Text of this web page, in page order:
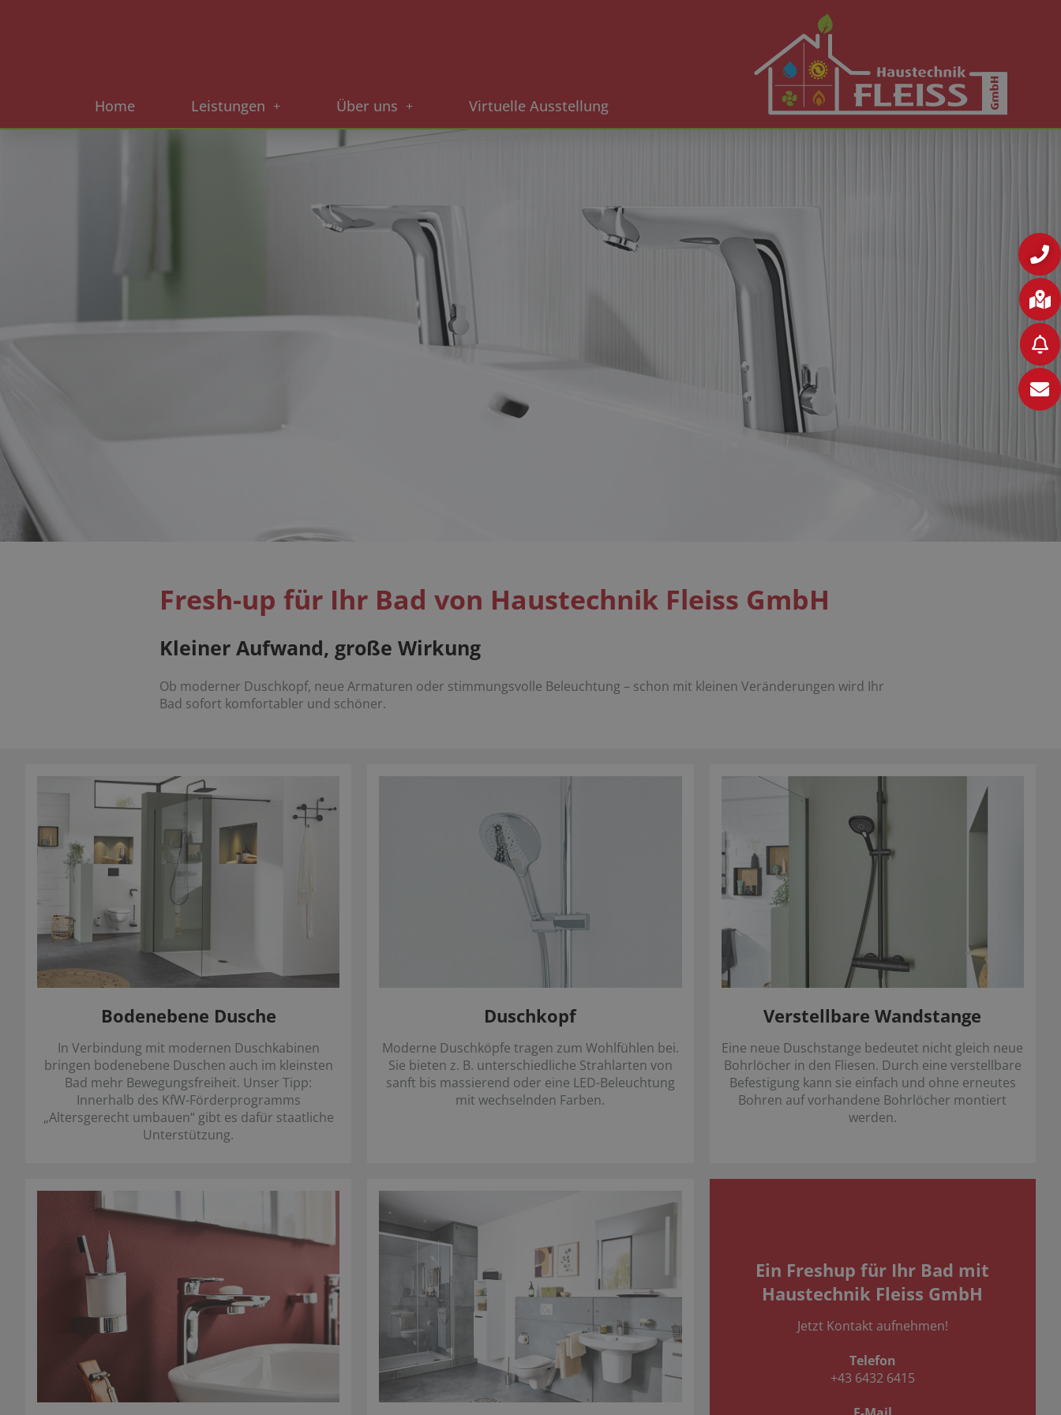
Home Leistungen Über uns Virtuelle Ausstellung
Fresh-up für Ihr Bad von Haustechnik Fleiss GmbH
Kleiner Aufwand, große Wirkung
Ob moderner Duschkopf, neue Armaturen oder stimmungsvolle Beleuchtung – schon mit kleinen Veränderungen wird Ihr
Bad sofort komfortabler und schöner.
Bodenebene Dusche
In Verbindung mit modernen Duschkabinen
bringen bodenebene Duschen auch im kleinsten
Bad mehr Bewegungsfreiheit. Unser Tipp:
Innerhalb des KfW-Förderprogramms
„Altersgerecht umbauen“ gibt es dafür staatliche
Unterstützung.
Duschkopf
Moderne Duschköpfe tragen zum Wohlfühlen bei.
Sie bieten z. B. unterschiedliche Strahlarten von
sanft bis massierend oder eine LED-Beleuchtung
mit wechselnden Farben.
Verstellbare Wandstange
Eine neue Duschstange bedeutet nicht gleich neue
Bohrlöcher in den Fliesen. Durch eine verstellbare
Befestigung kann sie einfach und ohne erneutes
Bohren auf vorhandene Bohrlöcher montiert
werden.
Ein Freshup für Ihr Bad mit
Haustechnik Fleiss GmbH
Jetzt Kontakt aufnehmen!
Telefon
+43 6432 6415